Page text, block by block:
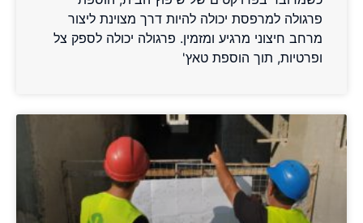
פרגולה למרפסת יכולה להיות דרך מצוינת ליצור
מרחב חיצוני מרגיע ומזמין. פרגולה יכולה לספק צל
ופרטיות, תוך הוספת טאץ'